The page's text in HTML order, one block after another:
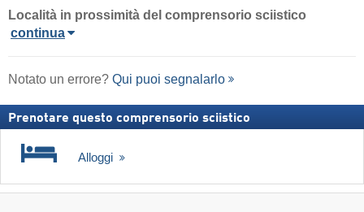
Località in prossimità del comprensorio sciistico
continua
Notato un errore? Qui puoi segnalarlo
Prenotare questo comprensorio sciistico
Alloggi